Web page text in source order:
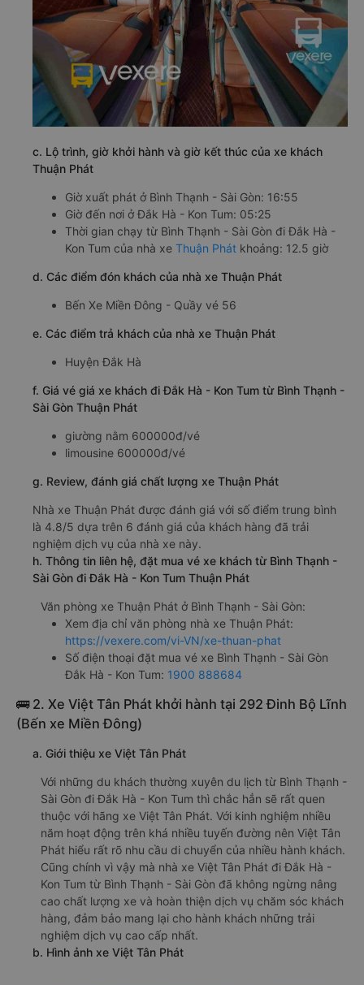
c. Lộ trình, giờ khởi hành và giờ kết thúc của xe khách
Thuận Phát
Giờ xuất phát ở Bình Thạnh - Sài Gòn: 16:55
Giờ đến nơi ở Đắk Hà - Kon Tum: 05:25
Thời gian chạy từ Bình Thạnh - Sài Gòn đi Đắk Hà -
Kon Tum của nhà xe Thuận Phát khoảng: 12.5 giờ
d. Các điểm đón khách của nhà xe Thuận Phát
Bến Xe Miền Đông - Quầy vé 56
e. Các điểm trả khách của nhà xe Thuận Phát
Huyện Đắk Hà
f. Giá vé giá xe khách đi Đắk Hà - Kon Tum từ Bình Thạnh -
Sài Gòn Thuận Phát
giường nằm 600000đ/vé
limousine 600000đ/vé
g. Review, đánh giá chất lượng xe Thuận Phát
Nhà xe Thuận Phát được đánh giá với số điểm trung bình
là 4.8/5 dựa trên 6 đánh giá của khách hàng đã trải
nghiệm dịch vụ của nhà xe này.
h. Thông tin liên hệ, đặt mua vé xe khách từ Bình Thạnh -
Sài Gòn đi Đắk Hà - Kon Tum Thuận Phát
Văn phòng xe Thuận Phát ở Bình Thạnh - Sài Gòn:
Xem địa chỉ văn phòng nhà xe Thuận Phát:
https://vexere.com/vi-VN/xe-thuan-phat
Số điện thoại đặt mua vé xe Bình Thạnh - Sài Gòn
Đắk Hà - Kon Tum: 1900 888684
🚌 2. Xe Việt Tân Phát khởi hành tại 292 Đinh Bộ Lĩnh
(Bến xe Miền Đông)
a. Giới thiệu xe Việt Tân Phát
Với những du khách thường xuyên du lịch từ Bình Thạnh -
Sài Gòn đi Đắk Hà - Kon Tum thì chắc hẳn sẽ rất quen
thuộc với hãng xe Việt Tân Phát. Với kinh nghiệm nhiều
năm hoạt động trên khá nhiều tuyến đường nên Việt Tân
Phát hiểu rất rõ nhu cầu di chuyển của nhiều hành khách.
Cũng chính vì vậy mà nhà xe Việt Tân Phát đi Đắk Hà -
Kon Tum từ Bình Thạnh - Sài Gòn đã không ngừng nâng
cao chất lượng xe và hoàn thiện dịch vụ chăm sóc khách
hàng, đảm bảo mang lại cho hành khách những trải
nghiệm dịch vụ cao cấp nhất.
b. Hình ảnh xe Việt Tân Phát